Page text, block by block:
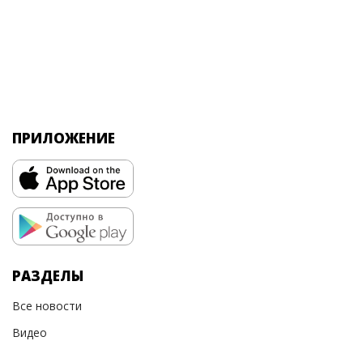
ПРИЛОЖЕНИЕ
РАЗДЕЛЫ
Все новости
Видео